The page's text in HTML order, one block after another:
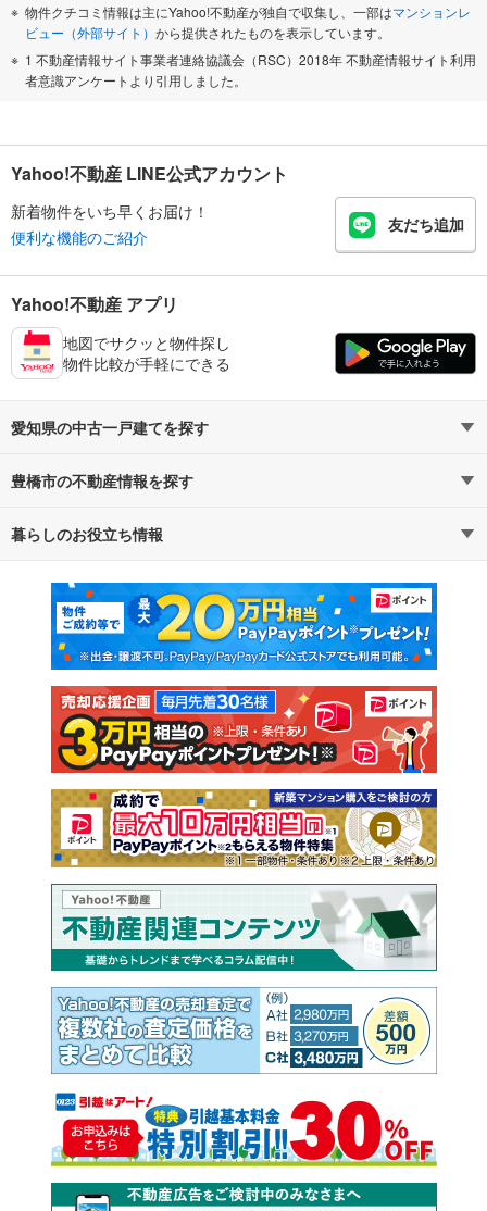
物件クチコミ情報は主にYahoo!不動産が独自で収集し、一部はマンションレ
ビュー（外部サイト） から提供されたものを表示しています。
1 不動産情報サイト事業者連絡協議会（RSC）2018年 不動産情報サイト利用
者意識アンケートより引用しました。
Yahoo!不動産 LINE公式アカウント
新着物件をいち早くお届け！
便利な機能のご紹介
友だち追加
Yahoo!不動産 アプリ
地図でサクッと物件探し
物件比較が手軽にできる
愛知県の中古一戸建てを探す
路線・駅から探す
通勤・通学時間から探す
豊橋市の不動産情報を探す
不動産・住宅
新築マンション 中古マンション
新築一戸建て 中古一戸建て
注文住宅 土地
売却査定
暮らしのお役立ち情報
マンションカタログ 教えて！住まいの先生